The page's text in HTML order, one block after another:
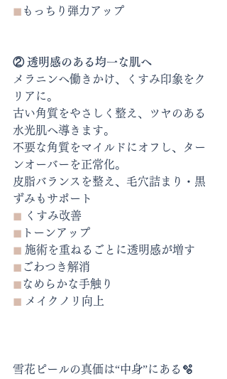
◼︎ もっちり弾力アップ
② 透明感のある均一な肌へ
メラニンへ働きかけ、くすみ印象をク
リアに。
古い角質をやさしく整え、ツヤのある
水光肌へ導きます。
不要な角質をマイルドにオフし、ター
ンオーバーを正常化。
皮脂バランスを整え、毛穴詰まり・黒
ずみもサポート
◼︎ くすみ改善
◼︎ トーンアップ
◼︎ 施術を重ねるごとに透明感が増す
◼︎ ごわつき解消
◼︎なめらかな手触り
◼︎ メイクノリ向上
雪花ピールの真価は“中身”にある 🫧